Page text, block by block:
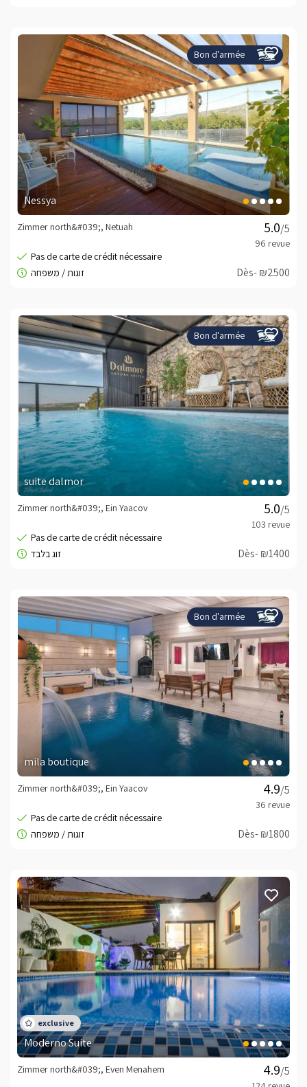
Bon d'armée
Nessya
/5
Zimmer north&#039;, Netuah
Dès- ₪2500
Bon d'armée
suite dalmor
/5
Zimmer north&#039;, Ein Yaacov
Dès- ₪1400
Bon d'armée
mila boutique
/5
Zimmer north&#039;, Ein Yaacov
Dès- ₪1800
Moderno Suite
/5
Zimmer north&#039;, Even Menahem